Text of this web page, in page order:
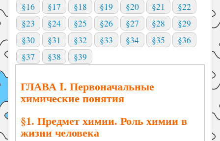
§16
§17 §18 §19 §20 §21
§22
§23
§24 §25 §26 §27 §28
§29
§30
§31 §32 §33 §34 §35
§36
§37
§38 §39
ГЛАВА I. Первоначальные
химические понятия
§1. Предмет химии. Роль химии в
жизни человека